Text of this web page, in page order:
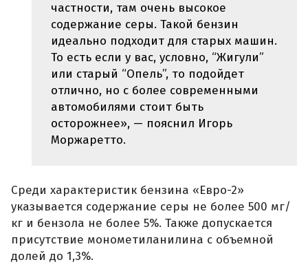
частности, там очень высокое
содержание серы. Такой бензин
идеально подходит для старых машин.
То есть если у вас, условно, “Жигули”
или старый “Опель”, то подойдет
отлично, но с более современными
автомобилями стоит быть
осторожнее», — пояснил Игорь
Моржаретто.
Среди характеристик бензина «Евро-2»
указывается содержание серы не более 500 мг/
кг и бензола не более 5%. Также допускается
присутствие монометиланилина с объемной
долей до 1,3%.